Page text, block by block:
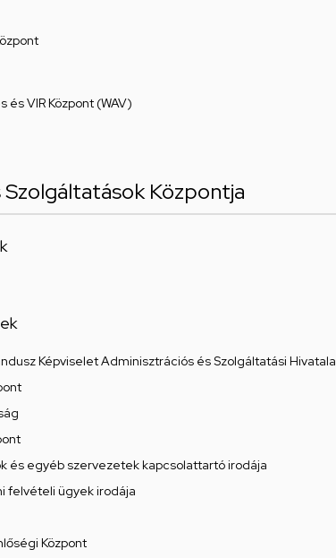
VIR Központ (WAV)
Központja
Képviselet Adminisztrációs és Szolgáltatási Hivatala
és egyéb szervezetek kapcsolattartó irodája
felvételi ügyek irodája
Központ